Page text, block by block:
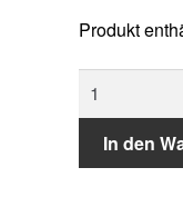
Produkt
Menge
In den